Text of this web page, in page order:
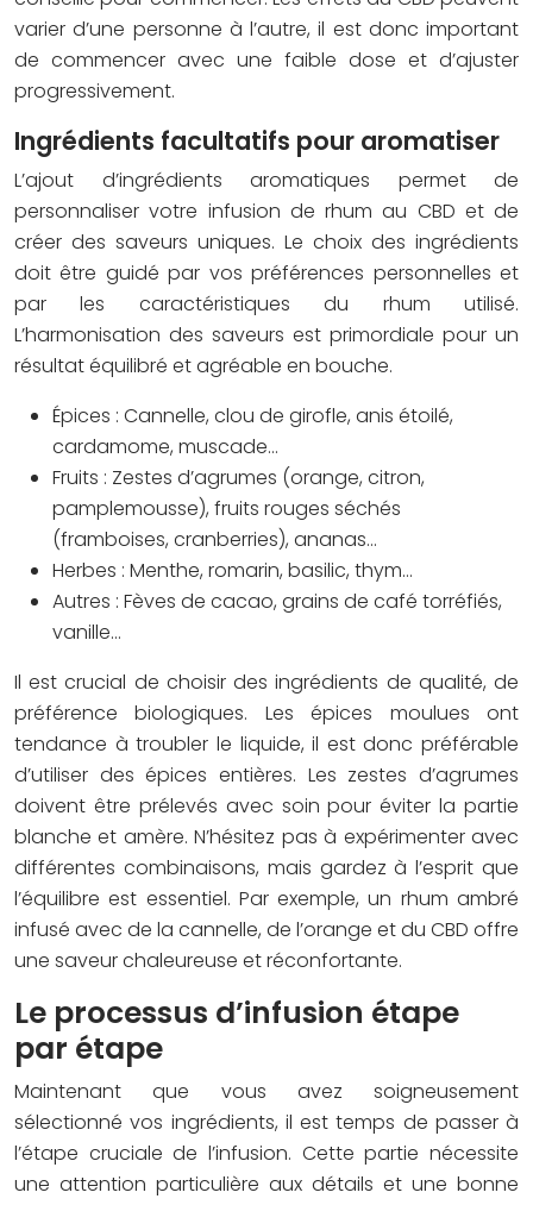
varier d’une personne à l’autre, il est donc important
de commencer avec une faible dose et d’ajuster
progressivement.
Ingrédients facultatifs pour aromatiser
L’ajout d’ingrédients aromatiques permet de
personnaliser votre infusion de rhum au CBD et de
créer des saveurs uniques. Le choix des ingrédients
doit être guidé par vos préférences personnelles et
par les caractéristiques du rhum utilisé.
L’harmonisation des saveurs est primordiale pour un
résultat équilibré et agréable en bouche.
Épices : Cannelle, clou de girofle, anis étoilé,
cardamome, muscade…
Fruits : Zestes d’agrumes (orange, citron,
pamplemousse), fruits rouges séchés
(framboises, cranberries), ananas…
Herbes : Menthe, romarin, basilic, thym…
Autres : Fèves de cacao, grains de café torréfiés,
vanille…
Il est crucial de choisir des ingrédients de qualité, de
préférence biologiques. Les épices moulues ont
tendance à troubler le liquide, il est donc préférable
d’utiliser des épices entières. Les zestes d’agrumes
doivent être prélevés avec soin pour éviter la partie
blanche et amère. N’hésitez pas à expérimenter avec
différentes combinaisons, mais gardez à l’esprit que
l’équilibre est essentiel. Par exemple, un rhum ambré
infusé avec de la cannelle, de l’orange et du CBD offre
une saveur chaleureuse et réconfortante.
Le processus d’infusion étape
par étape
Maintenant que vous avez soigneusement
sélectionné vos ingrédients, il est temps de passer à
l’étape cruciale de l’infusion. Cette partie nécessite
une attention particulière aux détails et une bonne